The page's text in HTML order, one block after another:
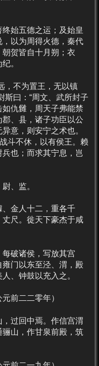
始五德之运；及始皇
以为周得火德，秦代
贺皆自十月朔；衣
。
不为置王，无以镇
斯曰：“周文、武所封子
仇雠，周天子弗能禁
、县，诸子功臣以公
意，则安宁之术也。
斗不休，以有侯王。赖
也；而求其宁息，岂
、监。
金人十二，重各千
尺。徙天下豪杰于咸
破诸侯，写放其宫
门以东至泾、渭，殿
、钟鼓以充入之。
前二二零年）
过回中焉。作信宫渭
山，作甘泉前殿，筑